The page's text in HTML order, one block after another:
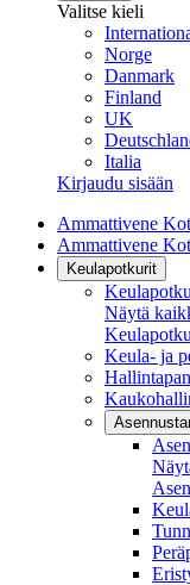
Valitse kieli
Norge
Danmark
Finland
UK
Italia
Kirjaudu sisään
Ammattivene
Ammattivene
Keulapotkurit
Näytä
Keula- ja